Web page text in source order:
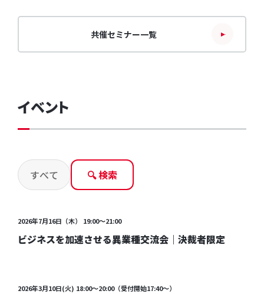
共催セミナー一覧
イベント
🔍 検索
2026年7月16日（木） 19:00～21:00
ビジネスを加速させる異業種交流会｜決裁者限定
2026年3月10日(火) 18:00～20:00（受付開始17:40～）